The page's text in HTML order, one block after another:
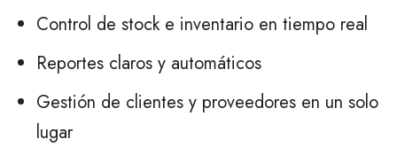
Control de stock e inventario en tiempo real
Reportes claros y automáticos
Gestión de clientes y proveedores en un solo
lugar